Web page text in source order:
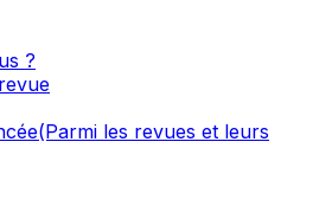
?
(Parmi les revues et leurs